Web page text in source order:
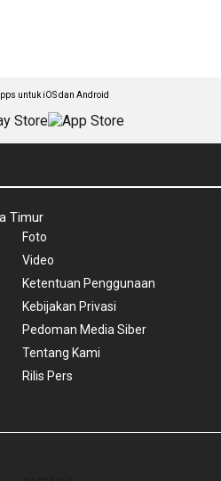
untuk iOS dan Android
Timur
Foto
Video
Ketentuan Penggunaan
Kebijakan Privasi
Pedoman Media Siber
Tentang Kami
Rilis Pers